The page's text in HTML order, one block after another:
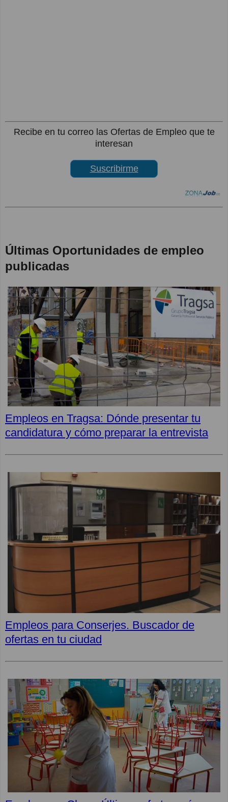
Recibe en tu correo las Ofertas de Empleo que te
interesan
Suscribirme
Últimas Oportunidades de empleo
publicadas
Empleos en Tragsa: Dónde presentar tu
candidatura y cómo preparar la entrevista
Empleos para Conserjes. Buscador de
ofertas en tu ciudad